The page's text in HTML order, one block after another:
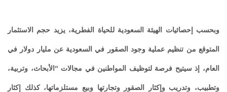
وبحسب إحصائيات الهيئة السعودية للحياة الفطرية، يزيد حجم الاستثمار
المتوقع من تنظيم عملية وجود الصقور في السعودية عن مليار دولار في
العام، إذ سيتيح فرصة لتوظيف المواطنين في مجالات “الأبحاث، وتربية،
وتطبيب، وتدريب وإكثار الصقور وتجارتها وبيع مستلزماتها، كذلك إكثار